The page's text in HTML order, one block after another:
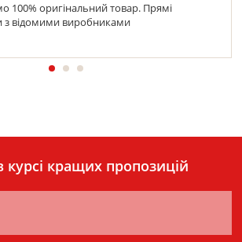
100% оригінальний товар. Прямі
з відомими виробниками
курсі кращих пропозицій